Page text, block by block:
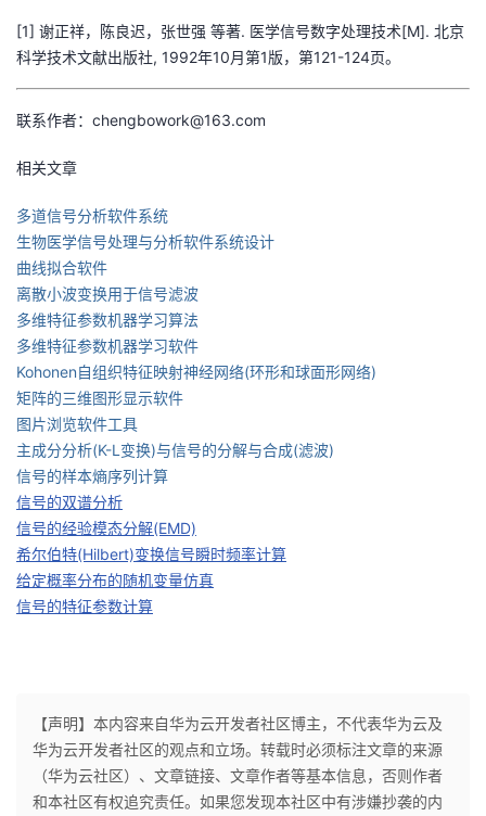
[1] 谢正祥，陈良迟，张世强 等著. 医学信号数字处理技术[M]. 北京
科学技术文献出版社, 1992年10月第1版，第121-124页。
联系作者：chengbowork@163.com
相关文章
多道信号分析软件系统
生物医学信号处理与分析软件系统设计
曲线拟合软件
离散小波变换用于信号滤波
多维特征参数机器学习算法
多维特征参数机器学习软件
Kohonen自组织特征映射神经网络(环形和球面形网络)
矩阵的三维图形显示软件
图片浏览软件工具
主成分分析(K-L变换)与信号的分解与合成(滤波)
信号的样本熵序列计算
信号的双谱分析
信号的经验模态分解(EMD)
希尔伯特(Hilbert)变换信号瞬时频率计算
给定概率分布的随机变量仿真
信号的特征参数计算
【声明】本内容来自华为云开发者社区博主，不代表华为云及
华为云开发者社区的观点和立场。转载时必须标注文章的来源
（华为云社区）、文章链接、文章作者等基本信息，否则作者
和本社区有权追究责任。如果您发现本社区中有涉嫌抄袭的内